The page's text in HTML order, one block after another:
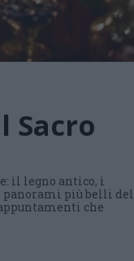
Sacro
il legno antico, i
panorami più belli del
che